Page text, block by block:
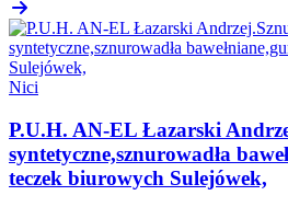
Nici
P.U.H. AN-EL Łazarski
syntetyczne,sznurowadła
teczek biurowych Sulejówek,